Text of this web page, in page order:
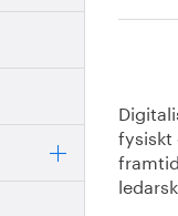
fysiskt